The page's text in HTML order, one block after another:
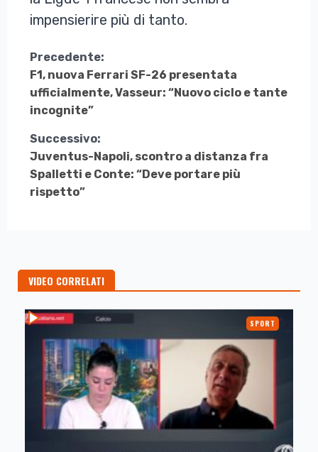
impensierire più di tanto.
Continua
a
Leggere
Precedente:
F1, nuova Ferrari SF-26 presentata
ufficialmente, Vasseur: “Nuovo ciclo e tante
incognite”
Successivo:
Juventus-Napoli, scontro a distanza fra
Spalletti e Conte: “Deve portare più
rispetto”
VIDEO CORRELATI
SPORT